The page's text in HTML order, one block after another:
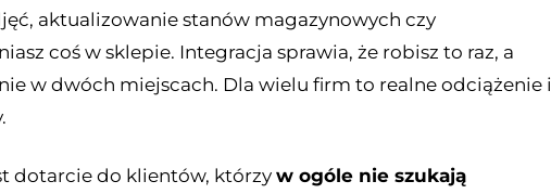
aktualizowanie stanów magazynowych czy
coś w sklepie. Integracja sprawia, że robisz to raz, a
w dwóch miejscach. Dla wielu firm to realne odciążenie i
dotarcie do klientów, którzy w ogóle nie szukają